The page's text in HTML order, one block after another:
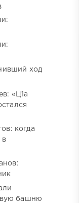
ход
«Ц1а
когда
в
башню